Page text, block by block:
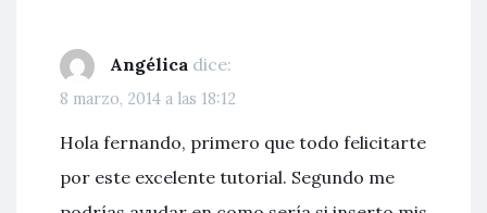
Angélica dice:
8 marzo, 2014 a las 18:12
Hola fernando, primero que todo felicitarte
por este excelente tutorial. Segundo me